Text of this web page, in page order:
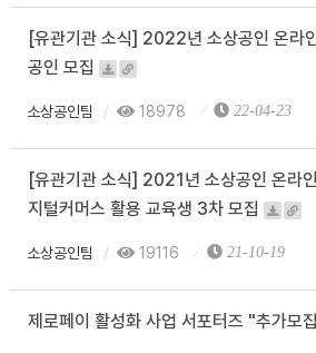
[유관기관 소식] 2022년 소상공인 온라
공인 모집
소상공인팀 18978 22-04-23
[유관기관 소식] 2021년 소상공인 온라
지털커머스 활용 교육생 3차 모집
소상공인팀 19116 21-10-19
제로페이 활성화 사업 서포터즈 "추가모